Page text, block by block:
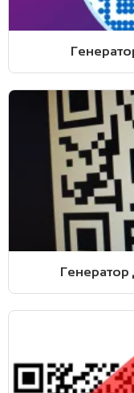
Генератор